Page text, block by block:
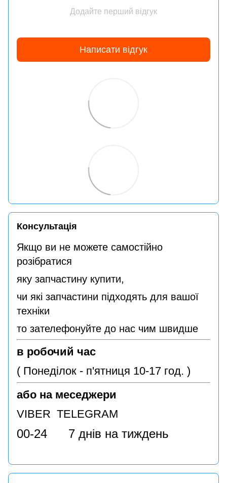
Додайте перший відгук
Написати відгук
Консультація
Якщо ви не можете самостійно
розібратися
яку запчастину купити,
чи які запчастини підходять для вашої
техніки
то зателефонуйте до нас чим швидше
в робочий час
( Понеділок - п'ятниця 10-17 год. )
або на меседжери
VIBER TELEGRAM
00-24 7 днів на тиждень